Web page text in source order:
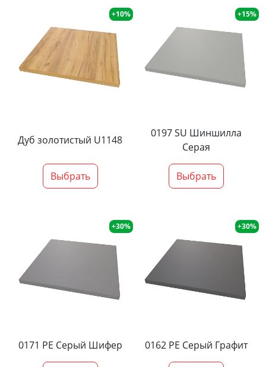
+10%
Дуб золотистый U1148
Выбрать
+15%
0197 SU Шиншилла
Серая
Выбрать
+30%
0171 PE Серый Шифер
+30%
0162 PE Серый Графит